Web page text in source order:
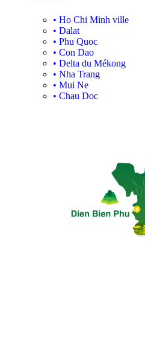
• Ho Chi Minh ville
• Dalat
• Phu Quoc
• Con Dao
• Delta du Mékong
• Nha Trang
• Mui Ne
• Chau Doc